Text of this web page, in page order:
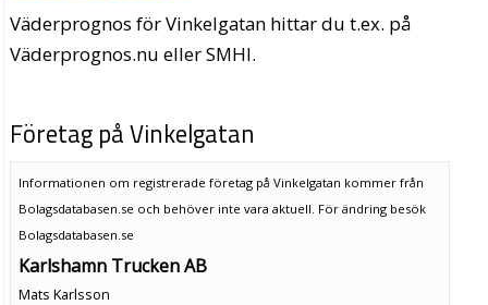
Väderprognos för Vinkelgatan hittar du t.ex. på
Väderprognos.nu eller SMHI.
Företag på Vinkelgatan
Informationen om registrerade företag på Vinkelgatan kommer från
Bolagsdatabasen.se och behöver inte vara aktuell. För ändring besök
Bolagsdatabasen.se
Karlshamn Trucken AB
Mats Karlsson